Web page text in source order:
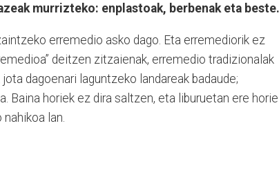
murrizteko: enplastoak, berbenak eta beste.
erremedio asko dago. Eta erremediorik ez
deitzen zitzaienak, erremedio tradizionalak
dagoenari laguntzeko landareak badaude;
Baina horiek ez dira saltzen, eta liburuetan ere
lan.